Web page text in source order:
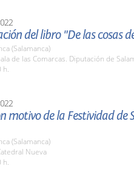
del libro "De las cosas
(Salamanca)
de las Comarcas. Diputación de
h.
motivo de la Festividad de
(Salamanca)
Nueva
h.